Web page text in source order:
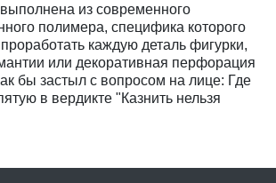
выполнена из современного
полимера, специфика которого
каждую деталь фигурки,
или декоративная перфорация
бы застыл с вопросом на лице: Где
в вердикте "Казнить нельзя